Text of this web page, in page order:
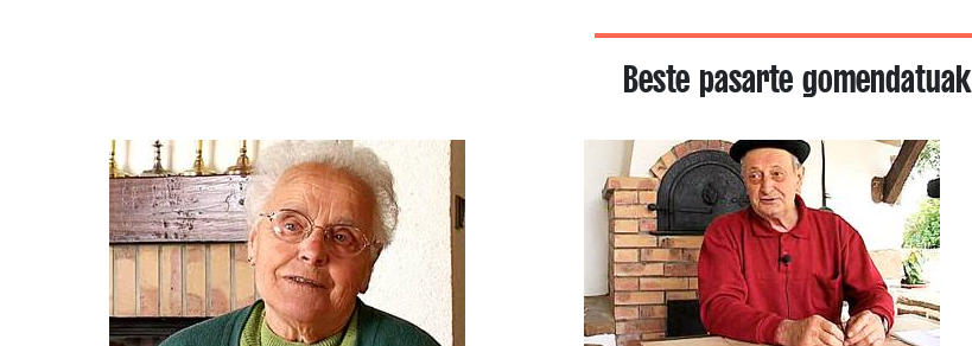
Beste pasarte gomendatuak